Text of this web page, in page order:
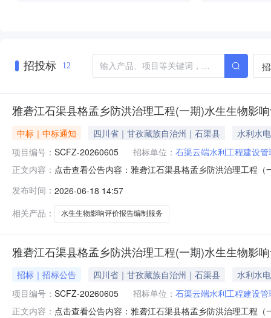
招投标 12
雅砻江石渠县格孟乡防洪治理工程(一期)水生生物影
中标｜中标通知 四川省｜甘孜藏族自治州｜石渠县
水利水电
项目编号： SCFZ-20260605 招标单位： 石渠云端水利工程建设
正文内容： 点击查看公告内容：雅砻江石渠县格孟乡防洪治理工程
发布时间： 2026-06-18 14:57
相关产品：
水生生物影响评价报告编制服务
雅砻江石渠县格孟乡防洪治理工程(一期)水生生物影
招标｜招标公告 四川省｜甘孜藏族自治州｜石渠县
水利水电
项目编号： SCFZ-20260605 招标单位： 石渠云端水利工程建设
正文内容： 点击查看公告内容：雅砻江石渠县格孟乡防洪治理工程